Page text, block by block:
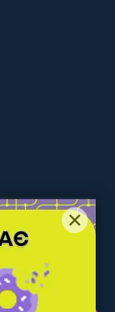
Слідкуйте за нами: